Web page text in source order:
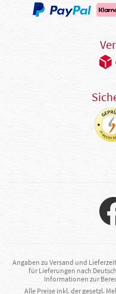
Angaben zu Versand und
für Lieferungen nach
Informationen zur
Alle Preise inkl. der gesetzl.